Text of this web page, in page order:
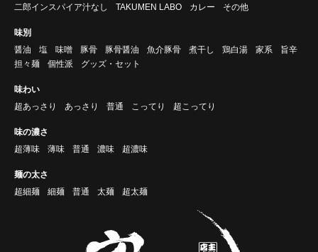
二郎インスパイア汁なし
TAKUMEN LABO カレー その他
味別
醤油
塩 味噌 豚骨 豚骨醤油 魚介豚骨 煮干し 鶏白湯 家系
旨辛
担々麺
個性派 グッズ・セット
味わい
超あっさり
あっさり 普通 こってり 超こってり
味の濃さ
超薄味
薄味 普通 濃味 超濃味
麺の太さ
超細麺
細麺 普通 太麺 超太麺